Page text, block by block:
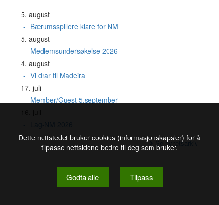
5. august
Bærumsspillere klare for NM
5. august
Medlemsundersøkelse 2026
4. august
Vi drar til Madeira
17. juli
Member/Guest 5.september
Se nyhetsarkiv
Dette nettstedet bruker cookies (informasjonskapsler) for å
tilpasse nettsidene bedre til deg som bruker.
Godta alle Tilpass